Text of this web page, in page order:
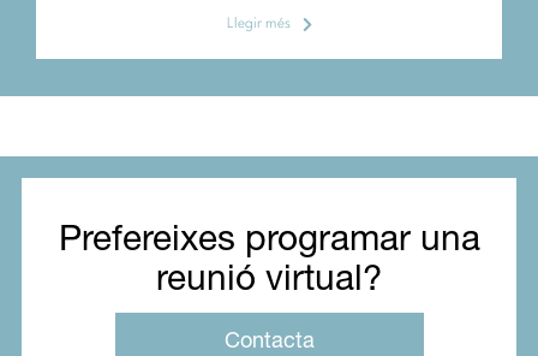
Llegir més
Prefereixes programar una
reunió virtual?
Contacta